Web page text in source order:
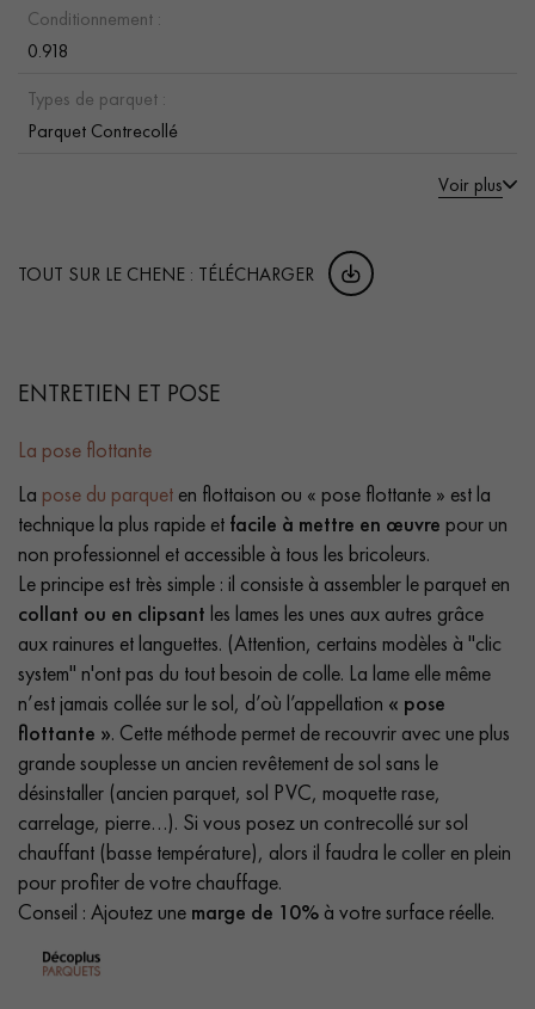
Conditionnement :
0.918
Types de parquet :
Parquet Contrecollé
Voir plus
TOUT SUR LE CHENE : TÉLÉCHARGER
ENTRETIEN ET POSE
La pose flottante
La pose du parquet en flottaison ou « pose flottante » est la
technique la plus rapide et facile à mettre en œuvre pour un
non professionnel et accessible à tous les bricoleurs.
Le principe est très simple : il consiste à assembler le parquet en
collant ou en clipsant les lames les unes aux autres grâce
aux rainures et languettes. (Attention, certains modèles à "clic
system" n'ont pas du tout besoin de colle. La lame elle même
n’est jamais collée sur le sol, d’où l’appellation « pose
flottante ». Cette méthode permet de recouvrir avec une plus
grande souplesse un ancien revêtement de sol sans le
désinstaller (ancien parquet, sol PVC, moquette rase,
carrelage, pierre…). Si vous posez un contrecollé sur sol
chauffant (basse température), alors il faudra le coller en plein
pour profiter de votre chauffage.
Conseil : Ajoutez une marge de 10% à votre surface réelle.